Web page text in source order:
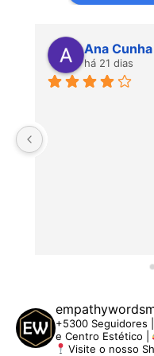
Ana Cunha
há 21 dias
+5300 Seguidores
e Centro Estético |
Visite o nosso